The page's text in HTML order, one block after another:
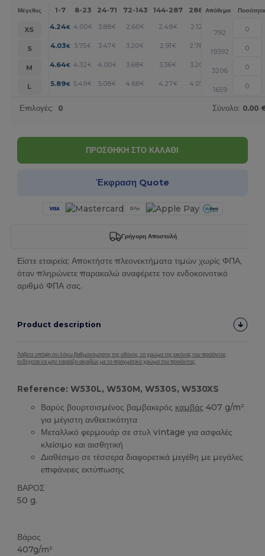
Μέγεθος 1-7 8-23 24-71 72-143 144-287 288 + Περισσότερα
Απόθεμα Ποσότητα
XS 4.24€ 4.00€ 3.88€ 2.60€ 2.48€ 2.12
792
S
4.03€ 3.75€ 3.47€ 3.20€ 2.91€ 2.78
19392
M
4.64€ 4.32 € 4.00€ 3.68€ 3.36€ 3.20
3206
L
5.89€ 5.49€ 5.08€ 4.68€ 4.27€ 4.07
1659
Επιλογές: 0 Σύνολο: 0.00
ΠΡΟΣΘΗΚΗ ΣΤΟ ΚΑΛΑΘΙ
Έκφραση Quote
Γρήγορη Αποστολή
Είστε εταιρεία; Αποκτήστε πλεονεκτήματα τιμών χωρίς ΦΠΑ,
όταν πληρώνετε παρακαλώ αναφέρετε τον ενδοκοινοτικό
αριθμό ΦΠΑ σας.
Product description
Λάβετε υπόψη ότι λόγω βαθμονόμησης της οθόνης, το χρώμα της εικόνας του προϊόντος
ενδέχεται να μην ταιριάζει ακριβώς με το πραγματικό χρώμα του προϊόντος.
Reference: W530L, W530M, W530S, W530XS
Βαρύς βουρτσισμένος βαμβακερός καμβάς 407 g/m²
για μέγιστη ανθεκτικότητα
Μεταλλικό φερμουάρ σε στυλ vintage για ασφαλές
κλείσιμο και αισθητική
Διαθέσιμο σε τέσσερα διαφορετικά μεγέθη με μεγάλες
επιφάνειες εκτύπωσης
ΒΑΡΟΣ
50 g.
Βάρος
407g/m²